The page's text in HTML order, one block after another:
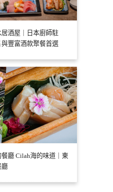
居酒屋｜日本廚師駐
豐富酒款聚餐首選
餐廳 Cilah海的味道｜東
廳